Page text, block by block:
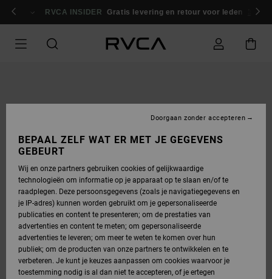
NAAR
RVCA INSIDER Gratis levering en retour voor leden
BEPAAL ZELF WAT ER MET JE GEGEVENS
GEBEURT
Wij en onze partners gebruiken cookies of gelijkwaardige
technologieën om informatie op je apparaat op te slaan en/of te
raadplegen. Deze persoonsgegevens (zoals je navigatiegegevens en
je IP-adres) kunnen worden gebruikt om je gepersonaliseerde
publicaties en content te presenteren; om de prestaties van
advertenties en content te meten; om gepersonaliseerde
advertenties te leveren; om meer te weten te komen over hun
publiek; om de producten van onze partners te ontwikkelen en te
verbeteren. Je kunt je keuzes aanpassen om cookies waarvoor je
toestemming nodig is al dan niet te accepteren, of je ertegen
Doorgaan zonder accepteren